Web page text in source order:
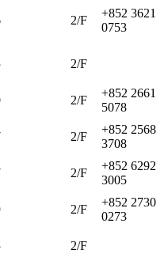
2/F
+852 3621
0753
2/F
2/F
+852 2661
5078
2/F
+852 2568
3708
2/F
+852 6292
3005
2/F
+852 2730
0273
2/F